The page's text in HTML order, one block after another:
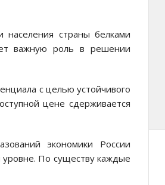
населения страны белками
важную роль в решении
с целью устойчивого
цене сдерживается
экономики России
По существу каждые